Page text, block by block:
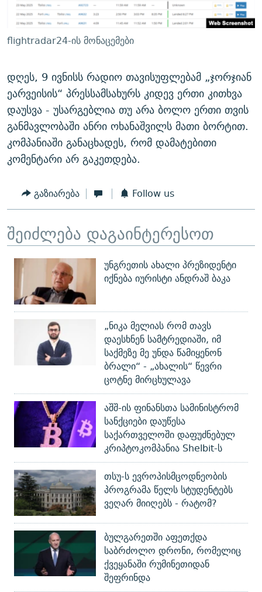
flightradar24-ის მონაცემები
დღეს, 9 ივნისს რადიო თავისუფლებამ „ჯორჯიან
ეარვეისის“ პრესსამსახურს კიდევ ერთი კითხვა
დაუსვა - უსარგებლია თუ არა ბოლო ერთი თვის
განმავლობაში ანრი ოხანაშვილს მათი ბორტით.
კომპანიაში განაცხადეს, რომ დამატებითი
კომენტარი არ გაკეთდება.
გაზიარება Follow us
შეიძლება დაგაინტერესოთ
უნგრეთის ახალი პრეზიდენტი
იქნება იურისტი ანდრაშ ბაკა
„ნიკა მელიას რომ თავს
დაესხნენ სამტრედიაში, იმ
საქმეზე მე უნდა წამიყენონ
ბრალი“ - „ახალის“ წევრი
ცოტნე მირცხულავა
აშშ-ის ფინანსთა სამინისტრომ
სანქციები დაუწესა
საქართველოში დაფუძნებულ
კრიპტოკომპანია Shelbit-ს
თსუ-ს ევროპისმცოდნეობის
პროგრამა წელს სტუდენტებს
ვეღარ მიიღებს - რატომ?
ბულგარეთში აფეთქდა
საბრძოლო დრონი, რომელიც
ქვეყანაში რუმინეთიდან
შეფრინდა